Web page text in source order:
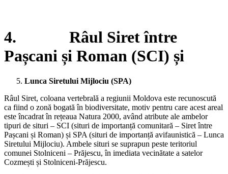
4. Râul Siret între
Pașcani și Roman (SCI) și
Lunca Siretului Mijlociu (SPA)
Râul Siret, coloana vertebrală a regiunii Moldova este recunoscută
ca fiind o zonă bogată în biodiversitate, motiv pentru care acest areal
este încadrat în rețeaua Natura 2000, având atribute ale ambelor
tipuri de situri – SCI (situri de importanță comunitară – Siret între
Pașcani și Roman) și SPA (situri de importanță avifaunistică – Lunca
Siretului Mijlociu). Ambele situri se suprapun peste teritoriul
comunei Stolniceni – Prăjescu, în imediata vecinătate a satelor
Cozmești și Stolniceni-Prăjescu.